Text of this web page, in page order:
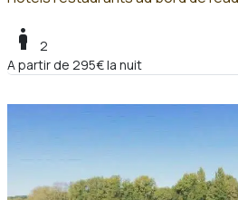
boy
2
A partir de 295€ la nuit